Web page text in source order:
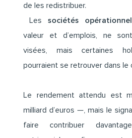
de les redistribuer.
Les sociétés
valeur et d’emplois, ne
visées, mais certaines
pourraient se retrouver dans le
Le rendement attendu est
milliard d’euros —, mais le
faire contribuer